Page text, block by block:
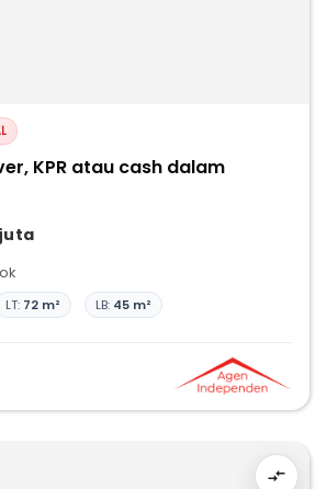
KPR atau cash dalam
LT: 72 m² LB: 45 m²